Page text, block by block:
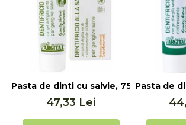
Pasta de dinti cu salvie, 75ml Argital
47,33 Lei
Pasta de